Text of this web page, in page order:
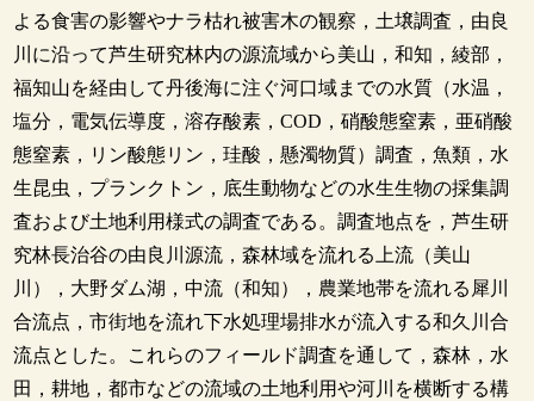
よる食害の影響やナラ枯れ被害木の観察，土壌調査，由良
川に沿って芦生研究林内の源流域から美山，和知，綾部，
福知山を経由して丹後海に注ぐ河口域までの水質（水温，
塩分，電気伝導度，溶存酸素，COD，硝酸態窒素，亜硝酸
態窒素，リン酸態リン，珪酸，懸濁物質）調査，魚類，水
生昆虫，プランクトン，底生動物などの水生生物の採集調
査および土地利用様式の調査である。調査地点を，芦生研
究林長治谷の由良川源流，森林域を流れる上流（美山
川），大野ダム湖，中流（和知），農業地帯を流れる犀川
合流点，市街地を流れ下水処理場排水が流入する和久川合
流点とした。これらのフィールド調査を通して，森林，水
田，耕地，都市などの流域の土地利用や河川を横断する構